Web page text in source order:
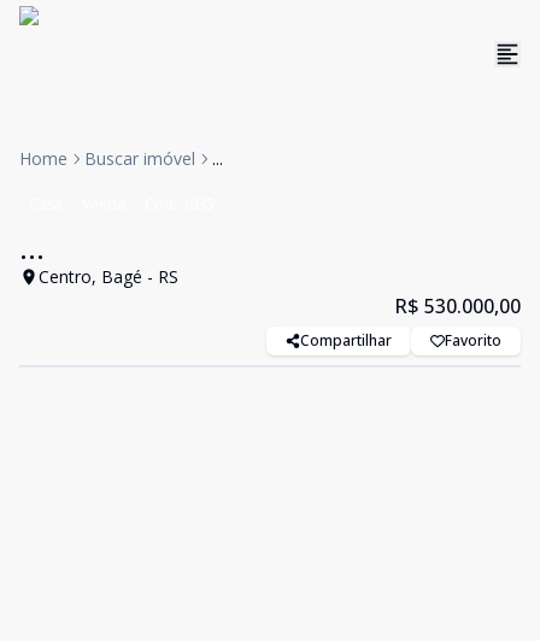
Home Buscar imóvel ...
...
Centro, Bagé - RS
R$ 530.000,00
Compartilhar Favorito